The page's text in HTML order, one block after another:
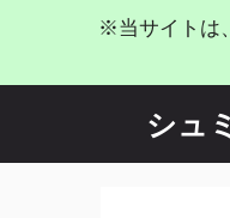
へ
※当サイトは
シュ